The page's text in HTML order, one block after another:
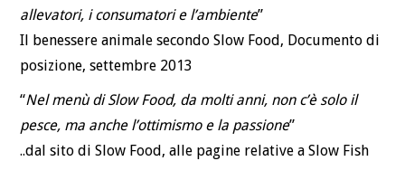
allevatori, i consumatori e l’ambiente”
Il benessere animale secondo Slow Food, Documento di
posizione, settembre 2013
“Nel menù di Slow Food, da molti anni, non c’è solo il
pesce, ma anche l’ottimismo e la passione”
..dal sito di Slow Food, alle pagine relative a Slow Fish